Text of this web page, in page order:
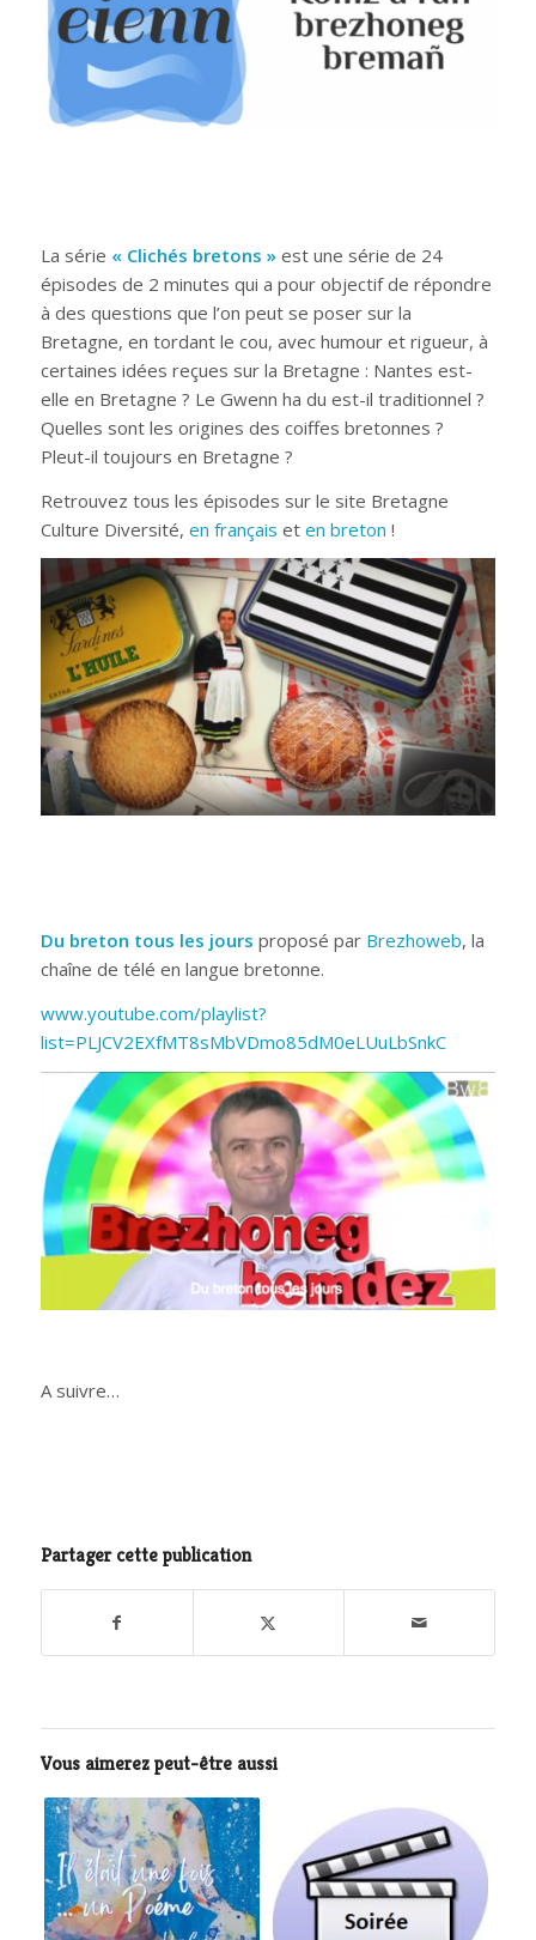
La série « Clichés bretons »est une série de 24
épisodes de 2 minutes qui a pour objectif de répondre
à des questions que l’on peut se poser sur la
Bretagne, en tordant le cou, avec humour et rigueur, à
certaines idées reçues sur la Bretagne : Nantes est-
elle en Bretagne ? Le Gwenn ha du est-il traditionnel ?
Quelles sont les origines des coiffes bretonnes ?
Pleut-il toujours en Bretagne ?
Retrouvez tous les épisodes sur le site Bretagne
Culture Diversité, en français et en breton !
Du breton tous les jours proposé par Brezhoweb, la
chaîne de télé en langue bretonne.
www.youtube.com/playlist?
list=PLJCV2EXfMT8sMbVDmo85dM0eLUuLbSnkC
A suivre…
Partager cette publication
Vous aimerez peut-être aussi